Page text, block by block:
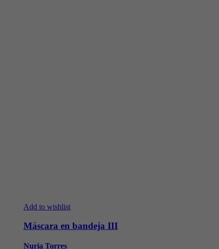
Add to wishlist
Máscara en bandeja III
Nuria Torres